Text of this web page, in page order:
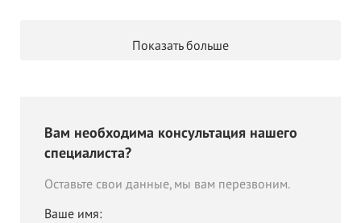
Показать больше
Вам необходима консультация нашего
специалиста?
Оставьте свои данные, мы вам перезвоним.
Ваше имя: